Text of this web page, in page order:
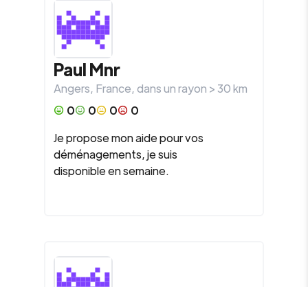
Paul Mnr
Angers, France, dans un rayon >30km
0
0 0
0
Je propose mon aide pour vos
déménagements, je suis
disponible en semaine.